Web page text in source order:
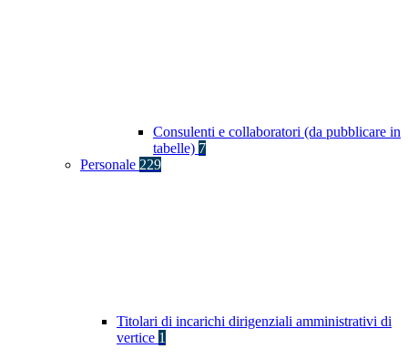
Consulenti e collaboratori (da pubblicare in
tabelle) 7
Personale 229
Titolari di incarichi dirigenziali amministrativi di
vertice 1